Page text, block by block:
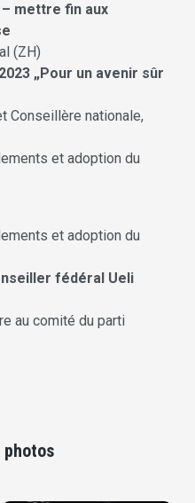
mettre fin aux
(ZH)
„Pour un avenir sûr
Conseillère nationale,
et adoption du
et adoption du
fédéral Ueli
au comité du parti
photos